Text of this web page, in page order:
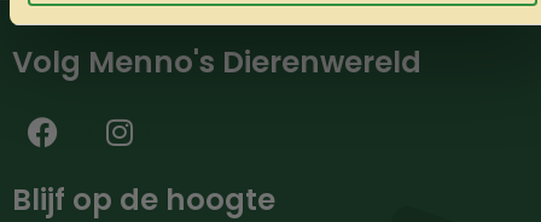
Volg Menno's Dierenwereld
Blijf op de hoogte